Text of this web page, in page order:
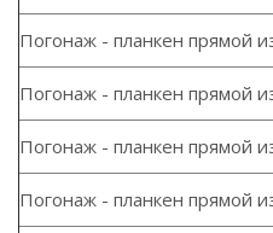
Погонаж - планкен прямой
Погонаж - планкен прямой
Погонаж - планкен прямой
Погонаж - планкен прямой